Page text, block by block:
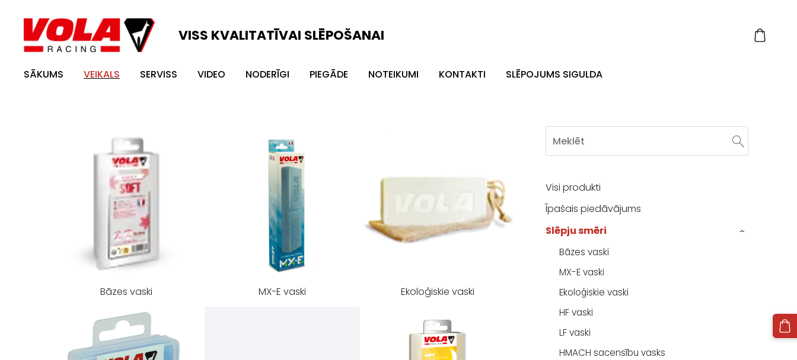
VISS KVALITATĪVAI SLĒPOŠANAI
SĀKUMS VEIKALS SERVISS VIDEO NODERĪGI PIEGĀDE NOTEIKUMI KONTAKTI SLĒPOJUMS SIGULDA
Visi produkti
Īpašais piedāvājums
Slēpju smēri
Bāzes vaski
MX-E vaski
Ekoloģiskie vaski
HF vaski
LF vaski
HMACH sacensību vasks
›
Bāzes vaski MX-E vaski Ekoloģiskie vaski